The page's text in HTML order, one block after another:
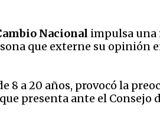
Nacional impulsa una
que externe su opinión
8 a 20 años, provocó la
presenta ante el Consejo